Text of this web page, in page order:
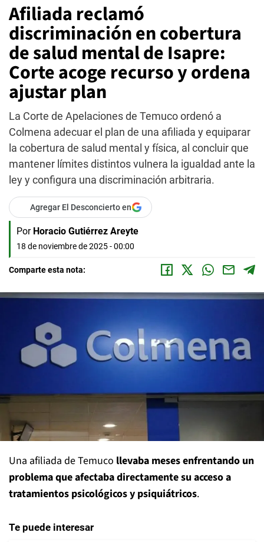
Afiliada reclamó
discriminación en cobertura
de salud mental de Isapre:
Corte acoge recurso y ordena
ajustar plan
La Corte de Apelaciones de Temuco ordenó a
Colmena adecuar el plan de una afiliada y equiparar
la cobertura de salud mental y física, al concluir que
mantener límites distintos vulnera la igualdad ante la
ley y configura una discriminación arbitraria.
Agregar El Desconcierto en
Por Horacio Gutiérrez Areyte
18 de noviembre de 2025 - 00:00
Comparte esta nota:
Una afiliada de Temuco llevaba meses enfrentando un
problema que afectaba directamente su acceso a
tratamientos psicológicos y psiquiátricos.
Te puede interesar